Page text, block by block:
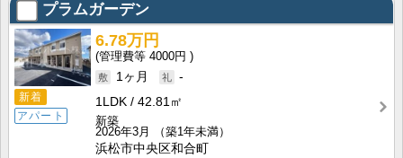
プラムガーデン
新着
アパート
6.78万円
4000円
1ヶ月
-
1LDK
42.81㎡
新築
2026年3月
（築1年未満）
浜松市中央区和合町